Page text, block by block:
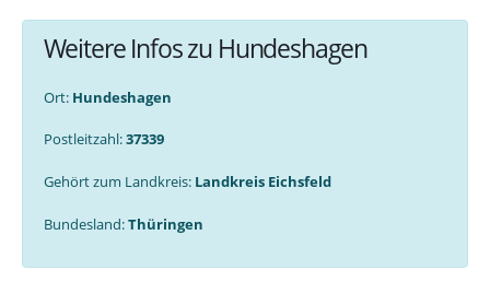
Weitere Infos zu Hundeshagen
Ort: Hundeshagen
Postleitzahl:37339
Gehört zum Landkreis: Landkreis Eichsfeld
Bundesland:Thüringen